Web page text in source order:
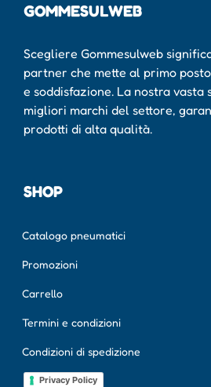
GOMMESULWEB
Scegliere Gommesulweb
partner che mette al primo
e soddisfazione. La nostra vasta
migliori marchi del settore,
prodotti di alta qualità.
SHOP
Catalogo pneumatici
Promozioni
Carrello
Termini e condizioni
Condizioni di spedizione
Privacy Policy